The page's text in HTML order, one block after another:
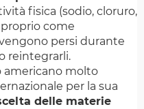
fisica (sodio, cloruro,
come
persi durante
reintegrarli.
americano molto
per la sua
delle materie